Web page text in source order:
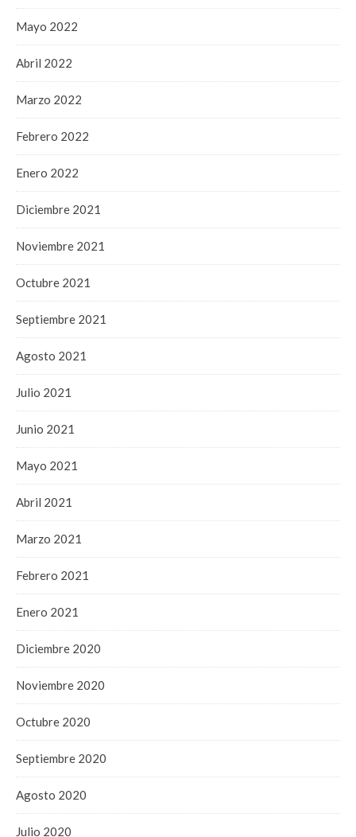
Mayo 2022
Abril 2022
Marzo 2022
Febrero 2022
Enero 2022
Diciembre 2021
Noviembre 2021
Octubre 2021
Septiembre 2021
Agosto 2021
Julio 2021
Junio 2021
Mayo 2021
Abril 2021
Marzo 2021
Febrero 2021
Enero 2021
Diciembre 2020
Noviembre 2020
Octubre 2020
Septiembre 2020
Agosto 2020
Julio 2020